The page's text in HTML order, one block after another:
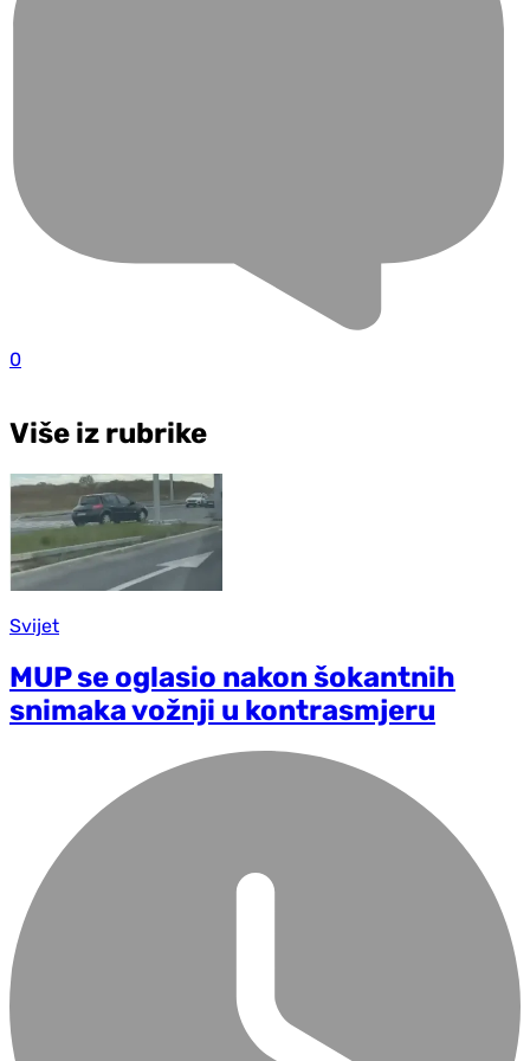
0
Više iz rubrike
Svijet
MUP se oglasio nakon šokantnih
snimaka vožnji u kontrasmjeru